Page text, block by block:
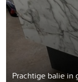
Prachtige balie in